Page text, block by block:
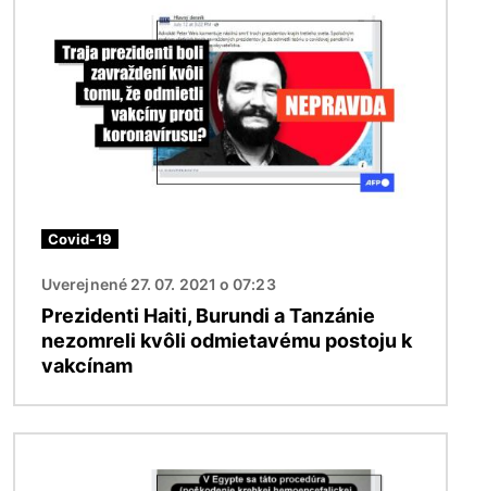
Covid-19
Uverejnené 27. 07. 2021 o 07:23
Prezidenti Haiti, Burundi a Tanzánie
nezomreli kvôli odmietavému postoju k
vakcínam